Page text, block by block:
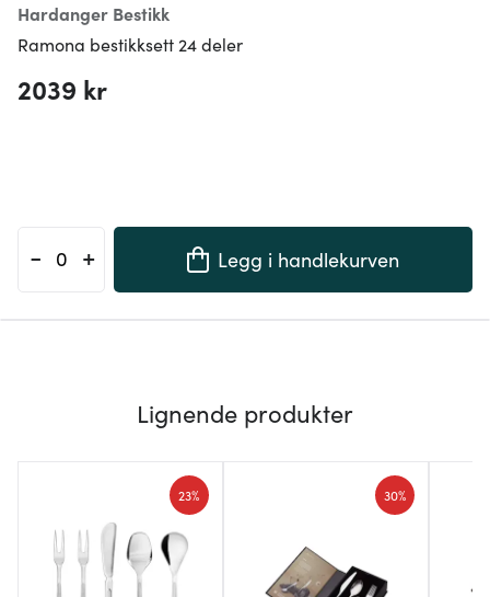
Hardanger Bestikk
Ramona bestikksett 24 deler
2039 kr
- + Legg i handlekurven
Lignende produkter
23% 30%